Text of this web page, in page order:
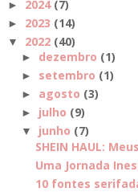
► 2024 (7)
► 2023 (14)
▼ 2022 (40)
► dezembro (1)
► setembro (1)
► agosto (3)
► julho (9)
▼ junho (7)
SHEIN HAUL:
Uma Jornada
10 fontes